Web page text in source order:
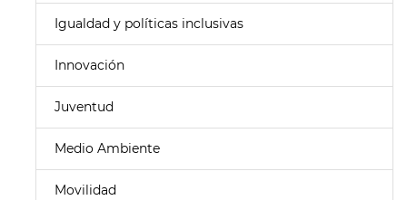
Igualdad y políticas inclusivas
Innovación
Juventud
Medio Ambiente
Movilidad